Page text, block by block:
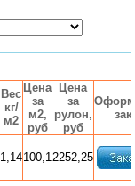
Вес
кг/
м2
Цена
за
м2,
руб
Цена
за
рулон,
руб
1,14100,12252,25